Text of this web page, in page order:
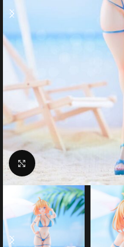
Click to enlarge